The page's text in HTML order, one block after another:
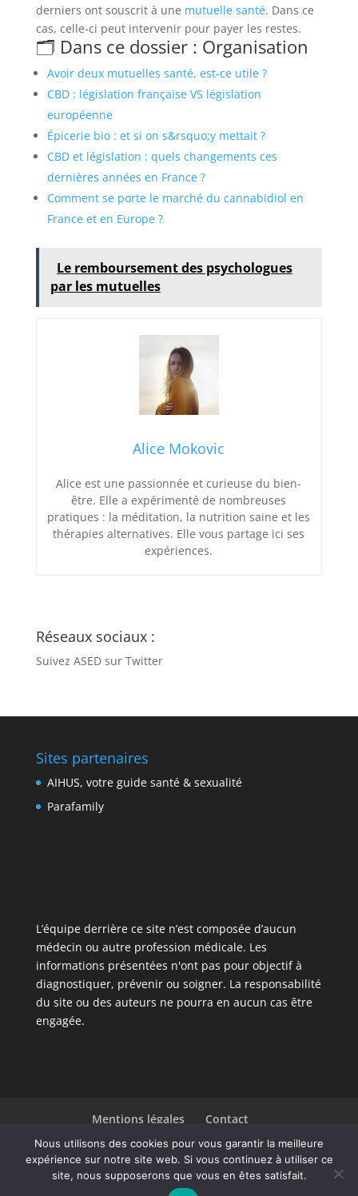
derniers ont souscrit à une mutuelle santé. Dans ce
cas, celle-ci peut intervenir pour payer les restes.
🗂️ Dans ce dossier : Organisation
Avoir deux mutuelles santé, est-ce utile ?
CBD : législation française VS législation
européenne
Épicerie bio : et si on s&rsquo;y mettait ?
CBD et législation : quels changements ces
dernières années en France ?
Comment se porte le marché du cannabidiol en
France et en Europe ?
Le remboursement des psychologues
par les mutuelles
Alice Mokovic
Alice est une passionnée et curieuse du bien-
être. Elle a expérimenté de nombreuses
pratiques : la méditation, la nutrition saine et les
thérapies alternatives. Elle vous partage ici ses
expériences.
Réseaux sociaux :
Suivez ASED sur Twitter
Sites partenaires
AIHUS, votre guide santé & sexualité
Parafamily
L’équipe derrière ce site n’est composée d’aucun
médecin ou autre profession médicale. Les
informations présentées n'ont pas pour objectif à
diagnostiquer, prévenir ou soigner. La responsabilité
du site ou des auteurs ne pourra en aucun cas être
engagée.
Mentions légales
Contact
Liste des articles
Design deElegant Themes| Propulsé par
Nous utilisons des cookies pour vous garantir la meilleure
expérience sur notre site web. Si vous continuez à utiliser ce
site, nous supposerons que vous en êtes satisfait.